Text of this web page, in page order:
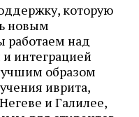
которую
новым
работаем над
интеграцией
образом
иврита,
и Галилее,